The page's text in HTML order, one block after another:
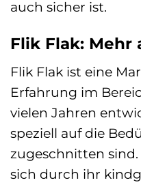
auch sicher ist.
Flik Flak: Mehr
Flik Flak ist eine
Erfahrung im
vielen Jahren
speziell auf die
zugeschnitten
sich durch ihr